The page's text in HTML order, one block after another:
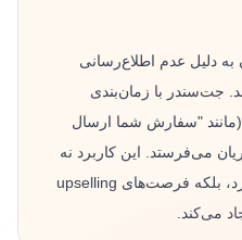
مشتریان به دلیل عدم اطلاع‌رسانی
جت‌سندر با زمان‌بندی
"سفارش شما ارسال
می‌فرستد. این کاربرد نه
تنها رضایت مشتریان را بالا می‌برد، بلکه فرصت‌های upselling
می‌کند.